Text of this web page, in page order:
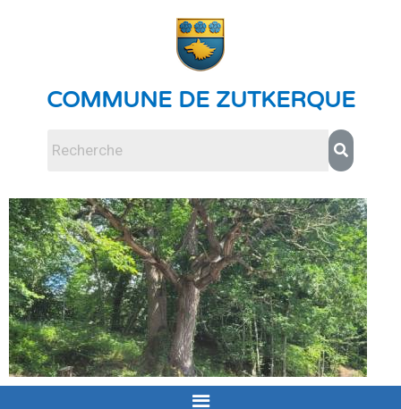
COMMUNE DE ZUTKERQUE